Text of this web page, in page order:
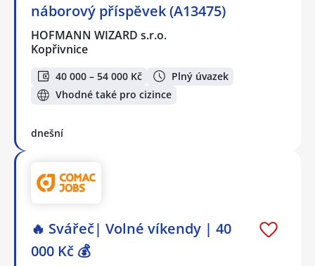
náborový příspěvek (A13475)
HOFMANN WIZARD s.r.o.
Kopřivnice
40 000 – 54 000 Kč
Plný úvazek
Vhodné také pro cizince
dnešní
🔥 Svářeč| Volné víkendy | 40
000 Kč 💰